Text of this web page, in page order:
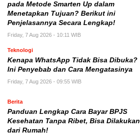
pada Metode Smarten Up dalam
Menetapkan Tujuan? Berikut ini
Penjelasannya Secara Lengkap!
Friday, 7 Aug 2026 - 10:11 WIB
Teknologi
Kenapa WhatsApp Tidak Bisa Dibuka?
Ini Penyebab dan Cara Mengatasinya
Friday, 7 Aug 2026 - 09:55 WIB
Berita
Panduan Lengkap Cara Bayar BPJS
Kesehatan Tanpa Ribet, Bisa Dilakukan
dari Rumah!